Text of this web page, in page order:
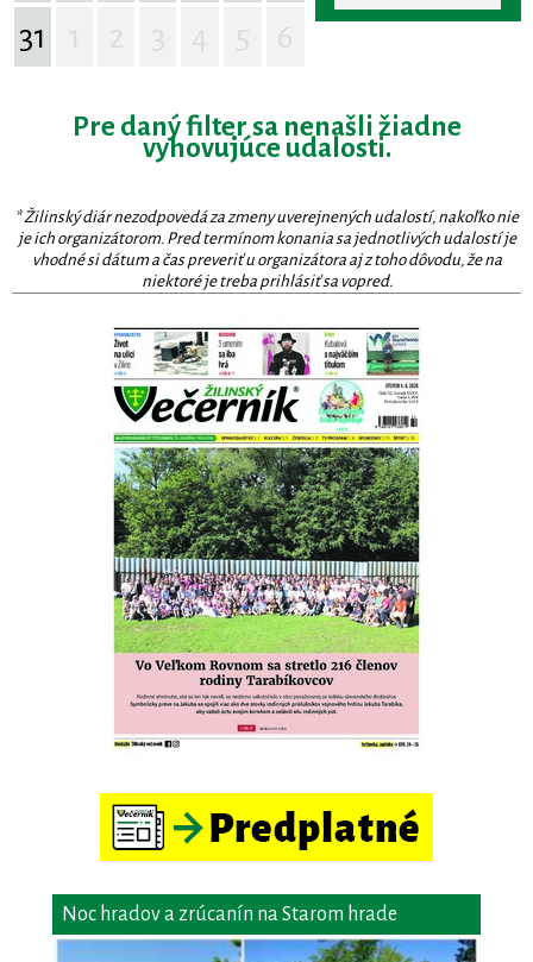
31
Pre daný filter sa nenašli žiadne
vyhovujúce udalosti.
* Žilinský diár nezodpovedá za zmeny uverejnených udalostí, nakoľko nie
je ich organizátorom. Pred termínom konania sa jednotlivých udalostí je
vhodné si dátum a čas preveriť u organizátora aj z toho dôvodu, že na
niektoré je treba prihlásiť sa vopred.
Noc hradov a zrúcanín na Starom hrade